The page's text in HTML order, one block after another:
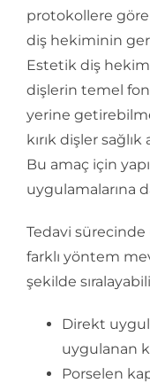
protokollere
diş hekiminin
Estetik diş
dişlerin temel
yerine
kırık dişler
Bu amaç için
uygulamalarına
Tedavi
farklı yöntem
şekilde
Direkt
uygulanan
Porselen